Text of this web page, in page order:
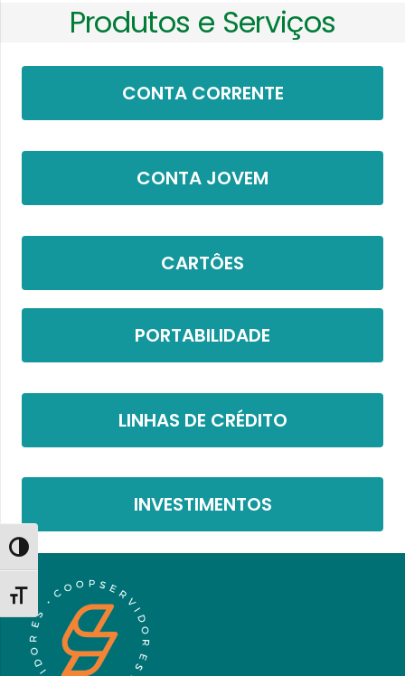
Toggle High Contrast
Toggle Font size
Produtos e Serviços
CONTA CORRENTE
CONTA JOVEM
CARTÔES
PORTABILIDADE
LINHAS DE CRÉDITO
INVESTIMENTOS